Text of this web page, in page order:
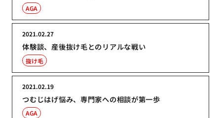
AGA
体験談、産後抜け毛とのリアルな戦い
2021.02.27
抜け毛
つむじはげ悩み、専門家への相談が第一歩
2021.02.19
AGA